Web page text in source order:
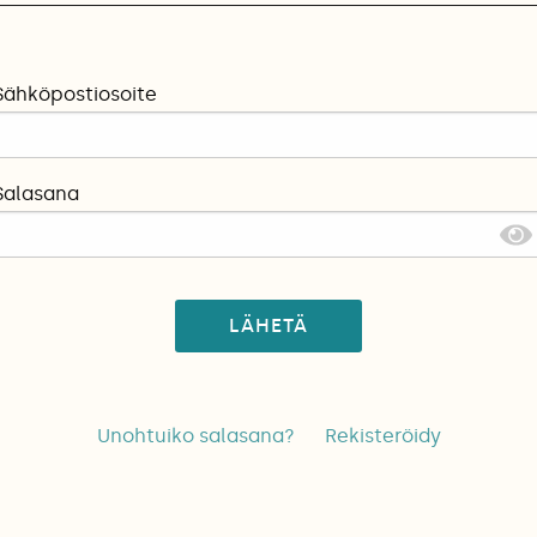
LÄHETÄ
Unohtuiko salasana? Rekisteröidy